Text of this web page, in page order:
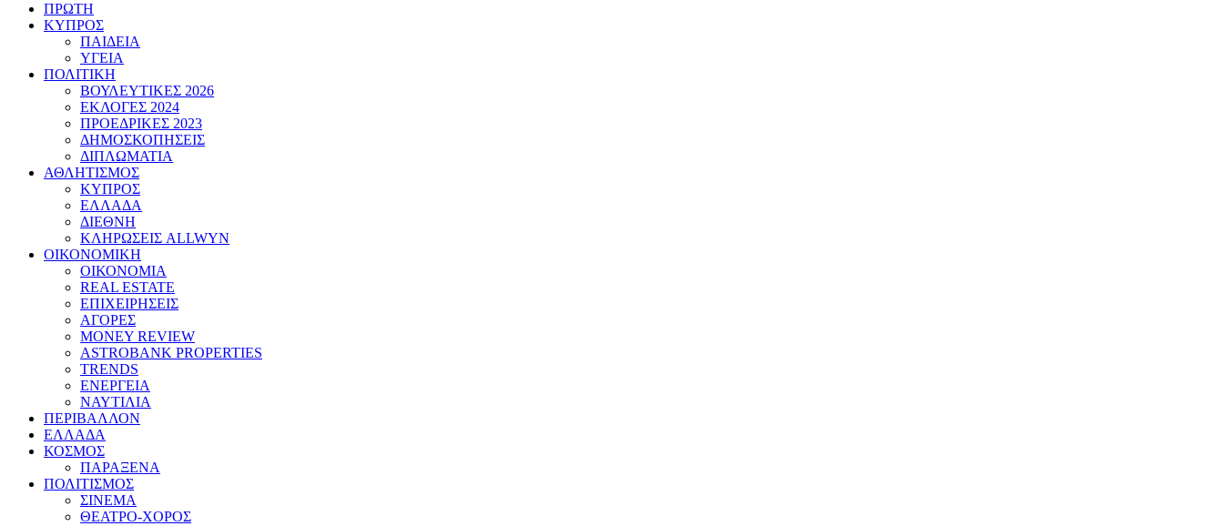
ΠΡΩΤΗ
ΚΥΠΡΟΣ
ΠΑΙΔΕΙΑ
ΥΓΕΙΑ
ΠΟΛΙΤΙΚΗ
ΒΟΥΛΕΥΤΙΚΕΣ 2026
ΕΚΛΟΓΕΣ 2024
ΠΡΟΕΔΡΙΚΕΣ 2023
ΔΗΜΟΣΚΟΠΗΣΕΙΣ
ΔΙΠΛΩΜΑΤΙΑ
ΑΘΛΗΤΙΣΜΟΣ
ΚΥΠΡΟΣ
ΕΛΛΑΔΑ
ΔΙΕΘΝΗ
ΚΛΗΡΩΣΕΙΣ ALLWYN
ΟΙΚΟΝΟΜΙΚΗ
ΟΙΚΟΝΟΜΙΑ
REAL ESTATE
ΕΠΙΧΕΙΡΗΣΕΙΣ
ΑΓΟΡΕΣ
MONEY REVIEW
ASTROBANK PROPERTIES
TRENDS
ΕΝΕΡΓΕΙΑ
ΝΑΥΤΙΛΙΑ
ΠΕΡΙΒΑΛΛΟΝ
ΕΛΛΑΔΑ
ΚΟΣΜΟΣ
ΠΑΡΑΞΕΝΑ
ΠΟΛΙΤΙΣΜΟΣ
ΣΙΝΕΜΑ
ΘΕΑΤΡΟ-ΧΟΡΟΣ